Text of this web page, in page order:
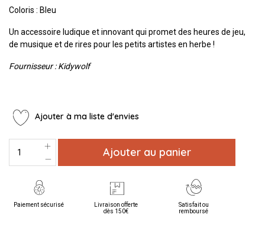
Coloris : Bleu
Un accessoire ludique et innovant qui promet des heures de jeu,
de musique et de rires pour les petits artistes en herbe !
Fournisseur : Kidywolf
Ajouter à ma liste d'envies
Ajouter au panier
Paiement sécurisé
Livraison offerte
dès 150€
Satisfait ou
remboursé